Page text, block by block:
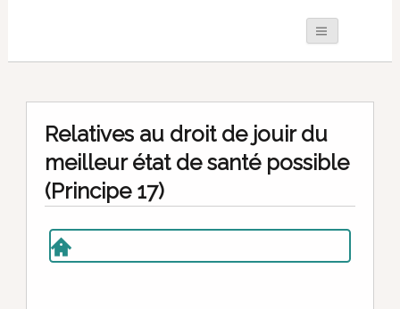
Relatives au droit de jouir du
meilleur état de santé possible
(Principe 17)